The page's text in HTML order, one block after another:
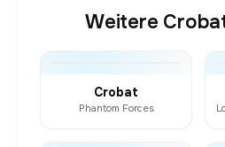
Weitere
Crobat
Phantom Forces